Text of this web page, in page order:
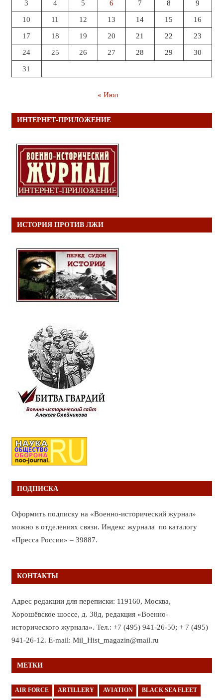
3 4 5 6 7 8 9
10 11 12 13 14 15 16
17 18 19 20 21 22 23
24 25 26 27 28 29 30
31
« Июл
ИНТЕРНЕТ-ПРИЛОЖЕНИЕ
ИСТОРИЯ ПРОТИВ ЛЖИ
ПОДПИСКА
Оформить подписку на «Военно-исторический журнал»
можно в отделениях связи. Индекс журнала по каталогу
«Пресса России» – 39887.
КОНТАКТЫ
Адрес редакции для переписки: 119160, Москва,
Хорошёвское шоссе, д. 38д, редакция «Военно-
исторического журнала». Тел.: +7 (495) 941-26-50; + 7 (495)
941-26-12. E-mail: Mil_Hist_magazin@mail.ru
МЕТКИ
AIR FORCE ARTILLERY AVIATION BLACK SEA FLEET